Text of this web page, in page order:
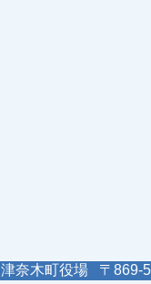
津奈木町役場 〒869-